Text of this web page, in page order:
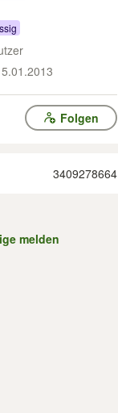
Folgen
3409278664
melden